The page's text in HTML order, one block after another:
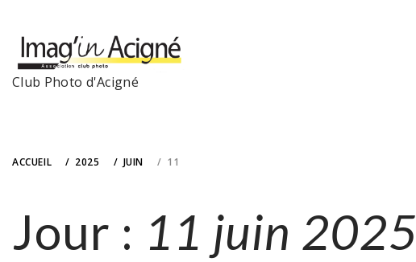
content
Club Photo d'Acigné
ACCUEIL 2025 JUIN 11
Jour : 11 juin 2025